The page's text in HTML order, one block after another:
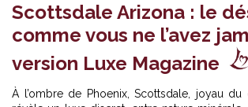
Scottsdale Arizona : le
comme vous ne l’avez
version Luxe Magazine
À l’ombre de Phoenix, Scottsdale, joyau du